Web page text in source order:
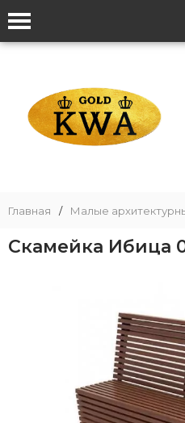
Главная / Малые
Скамейка Ибица